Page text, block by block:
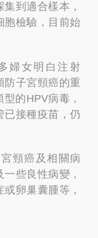
到適合樣本，
胞檢驗，目前始
婦女明白注射
防子宮頸癌的重
的HPV病毒，
已接種疫苗，仍
頸癌及相關病
些良性病變，
卵巢囊腫等，